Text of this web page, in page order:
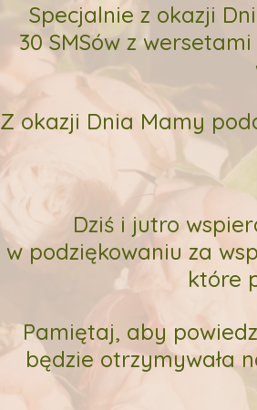
Specjalnie z okazji
30 SMSów z
Z okazji Dnia Mamy
Dziś i jutro
w podziękowaniu za
które
Pamiętaj, aby
będzie otrzymywała